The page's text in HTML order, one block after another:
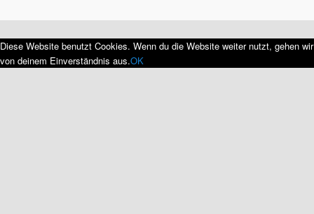
Diese Website benutzt Cookies. Wenn du die Website weiter nutzt, gehen wir
von deinem Einverständnis aus.OK